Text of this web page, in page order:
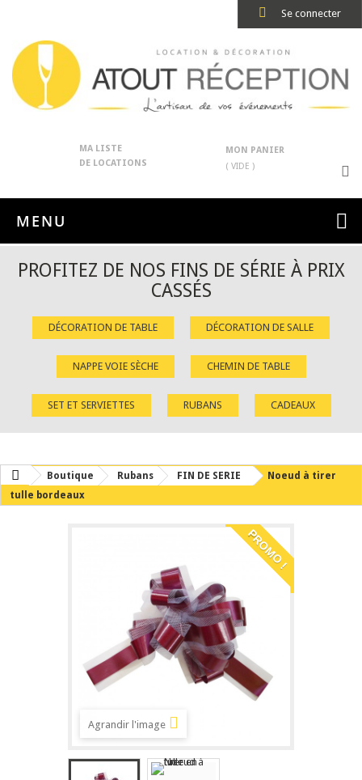
Se connecter
MA LISTE
DE LOCATIONS
MON PANIER
( VIDE )
MENU
PROFITEZ DE NOS FINS DE SÉRIE À PRIX
CASSÉS
DÉCORATION DE TABLE DÉCORATION DE SALLE
NAPPE VOIE SÈCHE CHEMIN DE TABLE
SET ET SERVIETTES RUBANS CADEAUX
Boutique Rubans FIN DE SERIE
Noeud à tirer
tulle bordeaux
PROMO !
Agrandir l'image